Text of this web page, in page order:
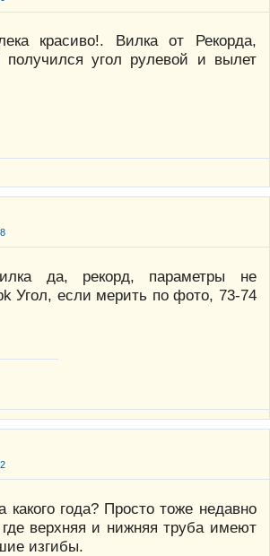
красиво!. Вилка от Рекорда,
получился угол рулевой и вылет
да, рекорд, параметры не
Угол, если мерить по фото, 73-74
какого года? Просто тоже недавно
верхняя и нижняя труба имеют
изгибы.